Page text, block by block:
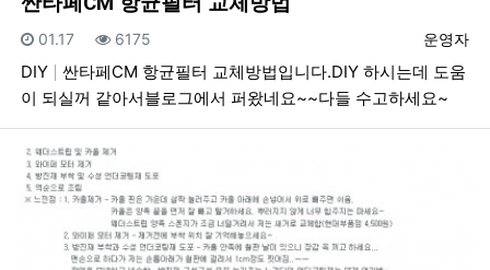
등록자
운영자
등록일
01.17 조회
6175
DIY
싼타페CM 항균필터 교체방법입니다.DIY 하시는데 도움
이 되실꺼 같아서블로그에서 퍼왔네요~~다들 수고하세요~